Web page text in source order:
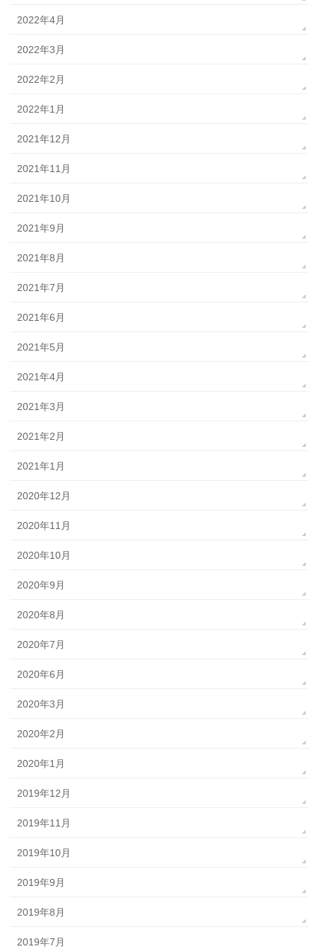
2022年4月
2022年3月
2022年2月
2022年1月
2021年12月
2021年11月
2021年10月
2021年9月
2021年8月
2021年7月
2021年6月
2021年5月
2021年4月
2021年3月
2021年2月
2021年1月
2020年12月
2020年11月
2020年10月
2020年9月
2020年8月
2020年7月
2020年6月
2020年3月
2020年2月
2020年1月
2019年12月
2019年11月
2019年10月
2019年9月
2019年8月
2019年7月